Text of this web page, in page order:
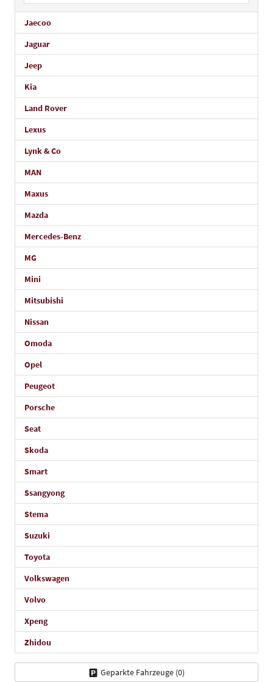
Jaecoo
Jaguar
Jeep
Kia
Land Rover
Lexus
Lynk & Co
MAN
Maxus
Mazda
Mercedes-Benz
MG
Mini
Mitsubishi
Nissan
Omoda
Opel
Peugeot
Porsche
Seat
Skoda
Smart
Ssangyong
Stema
Suzuki
Toyota
Volkswagen
Volvo
Xpeng
Zhidou
Geparkte Fahrzeuge (0)